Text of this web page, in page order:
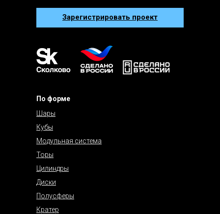
По форме
Шары
Кубы
Модульная система
Торы
Цилиндры
Диски
Полусферы
Кратер
Зарегистрировать проект